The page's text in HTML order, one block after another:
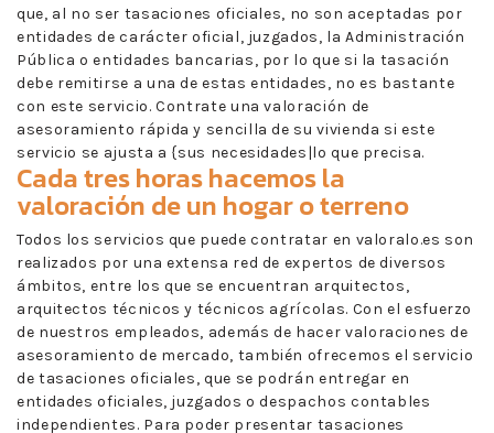
que, al no ser tasaciones oficiales, no son aceptadas por
entidades de carácter oficial, juzgados, la Administración
Pública o entidades bancarias, por lo que si la tasación
debe remitirse a una de estas entidades, no es bastante
con este servicio. Contrate una valoración de
asesoramiento rápida y sencilla de su vivienda si este
servicio se ajusta a {sus necesidades|lo que precisa.
Cada tres horas hacemos la
valoración de un hogar o terreno
Todos los servicios que puede contratar en valoralo.es son
realizados por una extensa red de expertos de diversos
ámbitos, entre los que se encuentran arquitectos,
arquitectos técnicos y técnicos agrícolas. Con el esfuerzo
de nuestros empleados, además de hacer valoraciones de
asesoramiento de mercado, también ofrecemos el servicio
de tasaciones oficiales, que se podrán entregar en
entidades oficiales, juzgados o despachos contables
independientes. Para poder presentar tasaciones